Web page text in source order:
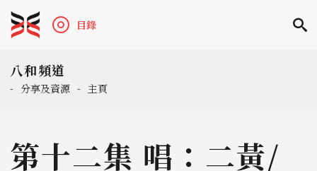
目錄
八和頻道
- 分享及資源 - 主頁
第十二集 唱：二黃/